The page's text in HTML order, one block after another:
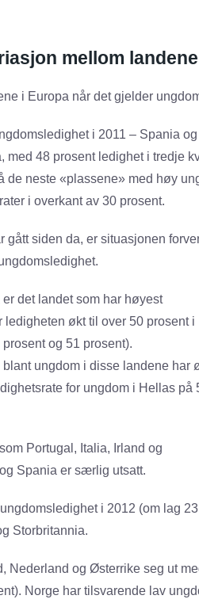
mellom landene
i Europa når det gjelder
i 2011 – Spania
48 prosent ledighet i tredje
de neste «plassene» med høy
i overkant av 30 prosent.
gått siden da, er situasjonen
det landet som har høyest
økt til over 50 prosent i
og 51 prosent).
ungdom i disse landene har
for ungdom i Hellas på
Portugal, Italia, Irland og
Spania er særlig utsatt.
i 2012 (om lag 23
Storbritannia.
Nederland og Østerrike seg ut
Norge har tilsvarende lav